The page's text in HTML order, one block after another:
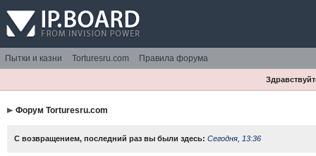
Пытки и казни Torturesru.com Правила форума
Форум Torturesru.com
С возвращением, последний раз вы были здесь: Сегодня, 13:36